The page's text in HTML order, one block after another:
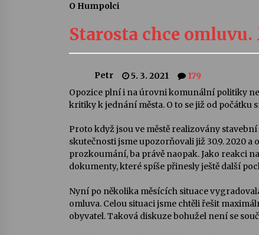
Camerata a Sukuba Ensemble
4. 8. 2026
Pozvánka na integrační festival
Quijotova šedesátka: 28. 7.–1. 8.
2026
28. 7. 2026
Letní koncerty ve Stromovce:
22. 7. 2026
Želivě ožije odkaz Josefa Čapka
13. 7. 2026
O Humpolci
Starosta chce
Petr 5. 3. 2021
179
Opozice plní i na úrovni komunální politiky
kritiky k jednání města. O to se již od počátku
Proto když jsou ve městě realizovány
skutečnosti jsme upozorňovali již 30.9. 2020
prozkoumání, ba právě naopak.Jako reakci
dokumenty, které spíše přinesly ještě další
Nyní po několika měsících situace
omluva. Celou situaci jsme chtěli řešit
obyvatel. Taková diskuze bohužel není se